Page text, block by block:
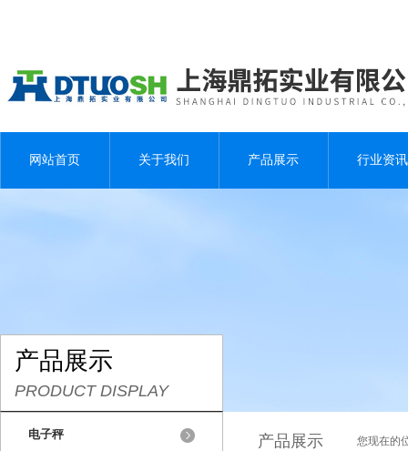
网站首页 关于我们 产品展示 行业资讯
产品展示
PRODUCT DISPLAY
电子秤 产品展示 您现在的